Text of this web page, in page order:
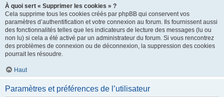
À quoi sert « Supprimer les cookies » ?
Cela supprime tous les cookies créés par phpBB qui conservent vos
paramètres d’authentification et votre connexion au forum. Ils fournissent aussi
des fonctionnalités telles que les indicateurs de lecture des messages (lu ou
non lu) si cela a été activé par un administrateur du forum. Si vous rencontrez
des problèmes de connexion ou de déconnexion, la suppression des cookies
pourrait les résoudre.
Haut
Paramètres et préférences de l’utilisateur